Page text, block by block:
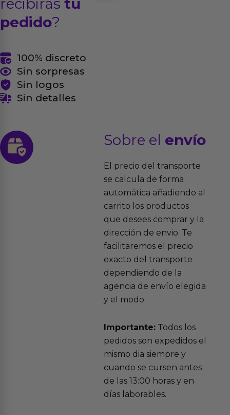
pedido?
100% discreto
Sin sorpresas
Sin logos
Sin detalles
Sobre el envío
El precio del transporte
se calcula de forma
automática añadiendo al
carrito los productos
que desees comprar y la
dirección de envio. Te
facilitaremos el precio
exacto del transporte
dependiendo de la
agencia de envío elegida
y el modo.
Importante:Todos los
pedidos son expedidos el
mismo dia siempre y
cuando se cursen antes
de las 13:00 horas y en
días laborables.